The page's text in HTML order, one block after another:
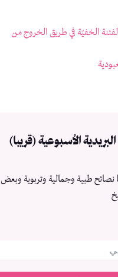
الخفيّة في طريق الخروج من
الأسبوعية (قريبا)
طبية وجمالية وتربوية وبعض